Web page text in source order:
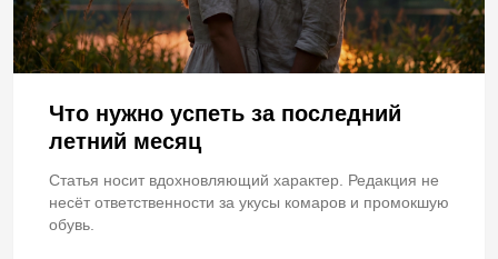
Что нужно успеть за последний
летний месяц
Статья носит вдохновляющий характер. Редакция не
несёт ответственности за укусы комаров и промокшую
обувь.